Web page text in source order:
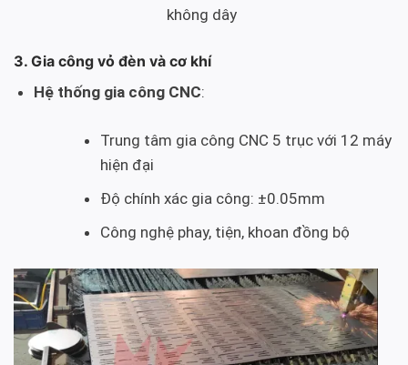
không dây
3. Gia công vỏ đèn và cơ khí
Hệ thống gia công CNC:
Trung tâm gia công CNC 5 trục với 12 máy
hiện đại
Độ chính xác gia công: ±0.05mm
Công nghệ phay, tiện, khoan đồng bộ